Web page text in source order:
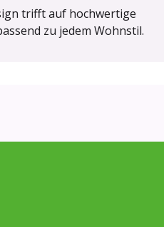
trifft auf hochwertige
zu jedem Wohnstil.